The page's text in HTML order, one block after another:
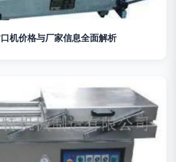
机价格与厂家信息全面解析